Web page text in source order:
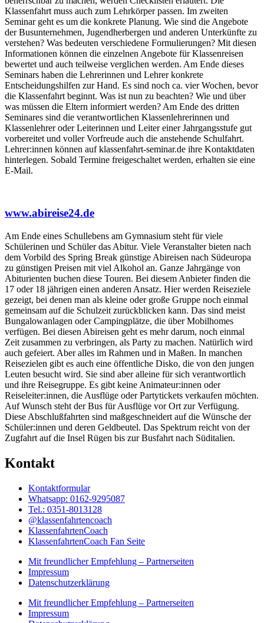
Klassenfahrt muss auch zum Lehrkörper passen. Im zweiten
Seminar geht es um die konkrete Planung. Wie sind die Angebote
der Busunternehmen, Jugendherbergen und anderen Unterkünfte zu
verstehen? Was bedeuten verschiedene Formulierungen? Mit diesen
Informationen können die einzelnen Angebote für Klassenreisen
bewertet und auch teilweise verglichen werden. Am Ende dieses
Seminars haben die Lehrerinnen und Lehrer konkrete
Entscheidungshilfen zur Hand. Es sind noch ca. vier Wochen, bevor
die Klassenfahrt beginnt. Was ist nun zu beachten? Wie und über
was müssen die Eltern informiert werden? Am Ende des dritten
Seminares sind die verantwortlichen Klassenlehrerinnen und
Klassenlehrer oder Leiterinnen und Leiter einer Jahrgangsstufe gut
vorbereitet und voller Vorfreude auch die anstehende Schulfahrt.
Lehrer:innen können auf klassenfahrt-seminar.de ihre Kontaktdaten
hinterlegen. Sobald Termine freigeschaltet werden, erhalten sie eine
E-Mail.
www.abireise24.de
Am Ende eines Schullebens am Gymnasium steht für viele
Schülerinen und Schüler das Abitur. Viele Veranstalter bieten nach
dem Vorbild des Spring Break günstige Abireisen nach Südeuropa
zu günstigen Preisen mit viel Alkohol an. Ganze Jahrgänge von
Abiturienten buchen diese Touren. Bei diesem Anbieter finden die
17 oder 18 jährigen einen anderen Ansatz. Hier werden Reiseziele
gezeigt, bei denen man als kleine oder große Gruppe noch einmal
gemeinsam auf die Schulzeit zurückblicken kann. Das sind meist
Bungalowanlagen oder Campingplätze, die über Mobilhomes
verfügen. Bei diesen Abireisen geht es mehr darum, noch einmal
Zeit zusammen zu verbringen, als Party zu machen. Natürlich wird
auch gefeiert. Aber alles im Rahmen und in Maßen. In manchen
Reisezielen gibt es auch eine öffentliche Disko, die von den jungen
Leuten besucht wird. Sie sind aber alleine für sich verantwortlich
und ihre Reisegruppe. Es gibt keine Animateur:innen oder
Reiseleiter:innen, die Ausflüge oder Partytickets verkaufen möchten.
Auf Wunsch steht der Bus für Ausflüge vor Ort zur Verfügung.
Diese Abschlußfahrten sind maßgeschneidert auf die Wünsche der
Schüler:innen und deren Geldbeutel. Das Spektrum reicht von der
Zugfahrt auf die Insel Rügen bis zur Busfahrt nach Süditalien.
Kontakt
Kontaktformular
Whatsapp: 0162-9295087
Tel.: 0351-8013128
@klassenfahrtencoach
KlassenfahrtenCoach
KlassenfahrtenCoach Fan Seite
Mit freundlicher Empfehlung – Partnerseiten
Impressum
Datenschutzerklärung
Mit freundlicher Empfehlung – Partnerseiten
Impressum